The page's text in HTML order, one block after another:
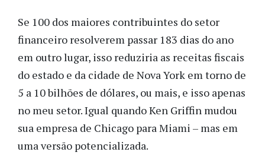
Se 100 dos maiores contribuintes do setor
financeiro resolverem passar 183 dias do ano
em outro lugar, isso reduziria as receitas fiscais
do estado e da cidade de Nova York em torno de
5 a 10 bilhões de dólares, ou mais, e isso apenas
no meu setor. Igual quando Ken Griffin mudou
sua empresa de Chicago para Miami – mas em
uma versão potencializada.